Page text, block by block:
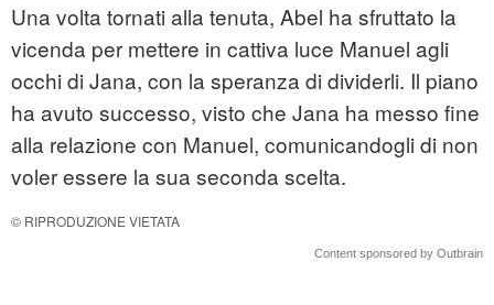
Una volta tornati alla tenuta, Abel ha sfruttato la
vicenda per mettere in cattiva luce Manuel agli
occhi di Jana, con la speranza di dividerli. Il piano
ha avuto successo, visto che Jana ha messo fine
alla relazione con Manuel, comunicandogli di non
voler essere la sua seconda scelta.
© RIPRODUZIONE VIETATA
Content sponsored by Outbrain